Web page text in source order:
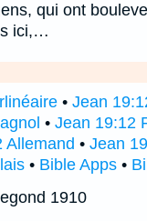
qui ont
ici,…
• Jean
• Jean 19:12
Allemand • Jean
• Bible Apps •
1910